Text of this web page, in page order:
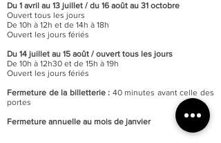
Du 1 avril au 13 juillet / du 16 août au 31 octobre
Ouvert tous les jours
De 10h à 12h et de 14h à 18h
Ouvert les jours fériés
Du 14 juillet au 15 août / ouvert tous les jours
De 10h à 12h30 et de 15h à 19h
Ouvert les jours fériés
Fermeture de la billetterie : 40 minutes avant celle des
portes
Fermeture annuelle au mois de janvier